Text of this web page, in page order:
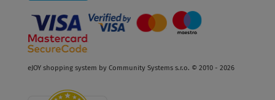
eJOY shopping system by Community Systems s.r.o. © 2010 - 2026